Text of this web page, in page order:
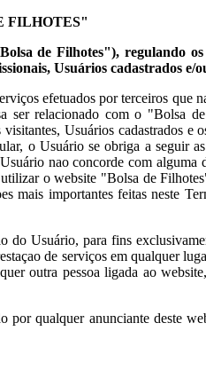
FILHOTES"
de Filhotes"), regulando os
Usuários cadastrados e/
efetuados por terceiros que
ser relacionado com o "Bolsa
Usuários cadastrados e
o Usuário se obriga a seguir
nao concorde com alguma
o website "Bolsa de
mais importantes feitas neste
do Usuário, para fins
de serviços em qualquer
outra pessoa ligada ao
por qualquer anunciante deste